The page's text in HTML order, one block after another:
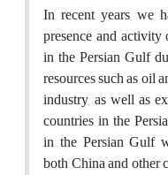
In recent years, we
presence and
in the Persian Gulf
resources such as oil
industry, as well as
countries in the
in the Persian Gulf
both China and other